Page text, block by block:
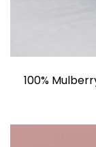
100%